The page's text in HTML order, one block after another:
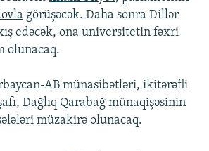
görüşəcək. Daha sonra Dillər
edəcək, ona universitetin fəxri
olunacaq.
AB münasibətləri, ikitərəfli
Dağlıq Qarabağ münaqişəsinin
müzakirə olunacaq.